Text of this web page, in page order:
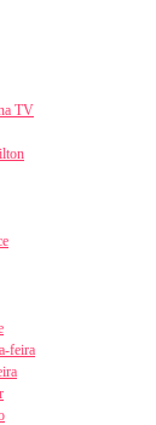
TV
feira